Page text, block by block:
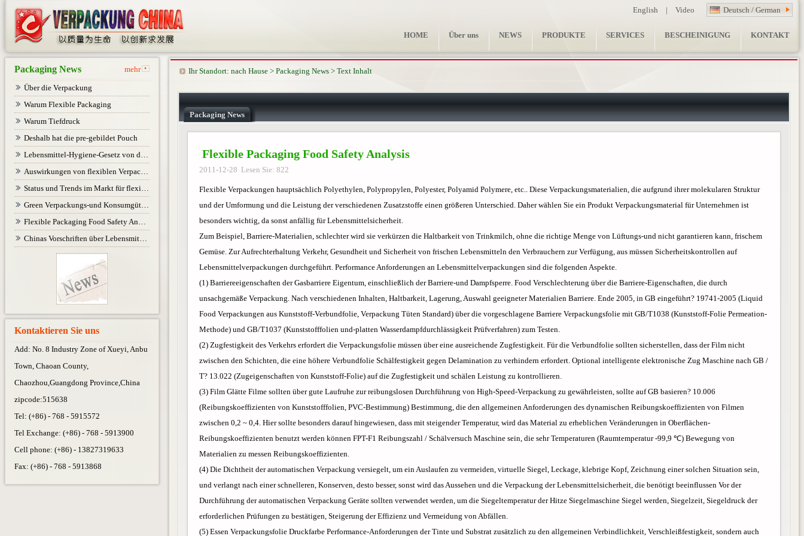
Ihr Standort: nach Hause> Packaging News> Text Inhalt
Packaging News
Flexible Packaging Food Safety Analysis
2011-12-28 Lesen Sie: 822
Flexible Verpackungen hauptsächlich Polyethylen, Polypropylen, Polyester, Polyamid Polymere, etc.. Diese Verpackungsmaterialien, die aufgrund ihrer molekularen Struktur
und der Umformung und die Leistung der verschiedenen Zusatzstoffe einen größeren Unterschied. Daher wählen Sie ein Produkt Verpackungsmaterial für Unternehmen ist
besonders wichtig, da sonst anfällig für Lebensmittelsicherheit.
Zum Beispiel, Barriere-Materialien, schlechter wird sie verkürzen die Haltbarkeit von Trinkmilch, ohne die richtige Menge von Lüftungs-und nicht garantieren kann, frischem
Gemüse. Zur Aufrechterhaltung Verkehr, Gesundheit und Sicherheit von frischen Lebensmitteln den Verbrauchern zur Verfügung, aus müssen Sicherheitskontrollen auf
Lebensmittelverpackungen durchgeführt. Performance Anforderungen an Lebensmittelverpackungen sind die folgenden Aspekte.
(1) Barriereeigenschaften der Gasbarriere Eigentum, einschließlich der Barriere-und Dampfsperre. Food Verschlechterung über die Barriere-Eigenschaften, die durch
unsachgemäße Verpackung. Nach verschiedenen Inhalten, Haltbarkeit, Lagerung, Auswahl geeigneter Materialien Barriere. Ende 2005, in GB eingeführt? 19741-2005 (Liquid
Food Verpackungen aus Kunststoff-Verbundfolie, Verpackung Tüten Standard) über die vorgeschlagene Barriere Verpackungsfolie mit GB/T1038 (Kunststoff-Folie Permeation-
Methode) und GB/T1037 (Kunststofffolien und-platten Wasserdampfdurchlässigkeit Prüfverfahren) zum Testen.
(2) Zugfestigkeit des Verkehrs erfordert die Verpackungsfolie müssen über eine ausreichende Zugfestigkeit. Für die Verbundfolie sollten sicherstellen, dass der Film nicht
zwischen den Schichten, die eine höhere Verbundfolie Schälfestigkeit gegen Delamination zu verhindern erfordert. Optional intelligente elektronische Zug Maschine nach GB /
T? 13.022 (Zugeigenschaften von Kunststoff-Folie) auf die Zugfestigkeit und schälen Leistung zu kontrollieren.
(3) Film Glätte Filme sollten über gute Laufruhe zur reibungslosen Durchführung von High-Speed-Verpackung zu gewährleisten, sollte auf GB basieren? 10.006
(Reibungskoeffizienten von Kunststofffolien, PVC-Bestimmung) Bestimmung, die den allgemeinen Anforderungen des dynamischen Reibungskoeffizienten von Filmen
zwischen 0,2 ~ 0,4. Hier sollte besonders darauf hingewiesen, dass mit steigender Temperatur, wird das Material zu erheblichen Veränderungen in Oberflächen-
Reibungskoeffizienten benutzt werden können FPT-F1 Reibungszahl / Schälversuch Maschine sein, die sehr Temperaturen (Raumtemperatur -99,9 ℃) Bewegung von
Materialien zu messen Reibungskoeffizienten.
(4) Die Dichtheit der automatischen Verpackung versiegelt, um ein Auslaufen zu vermeiden, virtuelle Siegel, Leckage, klebrige Kopf, Zeichnung einer solchen Situation sein,
und verlangt nach einer schnelleren, Konserven, desto besser, sonst wird das Aussehen und die Verpackung der Lebensmittelsicherheit, die benötigt beeinflussen Vor der
Durchführung der automatischen Verpackung Geräte sollten verwendet werden, um die Siegeltemperatur der Hitze Siegelmaschine Siegel werden, Siegelzeit, Siegeldruck der
erforderlichen Prüfungen zu bestätigen, Steigerung der Effizienz und Vermeidung von Abfällen.
(5) Essen Verpackungsfolie Druckfarbe Performance-Anforderungen der Tinte und Substrat zusätzlich zu den allgemeinen Verbindlichkeit, Verschleißfestigkeit, sondern auch
Packaging News mehr
Über die Verpackung
Warum Flexible Packaging
Warum Tiefdruck
Deshalb hat die pre-gebildet Pouch
Lebensmittel-Hygiene-Gesetz von der Verpackungsindustrie, der Industrie-orientierten
Auswirkungen von flexiblen Verpackungen Technologieentwicklung Chinas Fleisch
Status und Trends im Markt für flexible Verpackungen
Green Verpackungs-und Konsumgüterindustrie
Flexible Packaging Food Safety Analysis
Chinas Vorschriften über Lebensmittelzusatzstoffe Verpackungsmaterialien
Kontaktieren Sie uns
Add: No. 8 Industry Zone of Xueyi, Anbu
Town, Chaoan County,
Chaozhou,Guangdong Province,China
zipcode:515638
Tel: (+86) - 768 - 5915572
Tel Exchange: (+86) - 768 - 5913900
Cell phone: (+86) - 13827319633
Fax: (+86) - 768 - 5913868
Deutsch / German
English | Video
HOME Über uns NEWS PRODUKTE SERVICES BESCHEINIGUNG KONTAKT